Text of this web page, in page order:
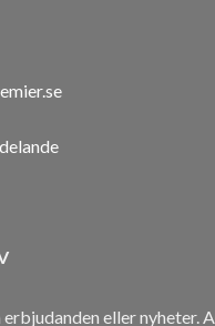
eller nyheter.